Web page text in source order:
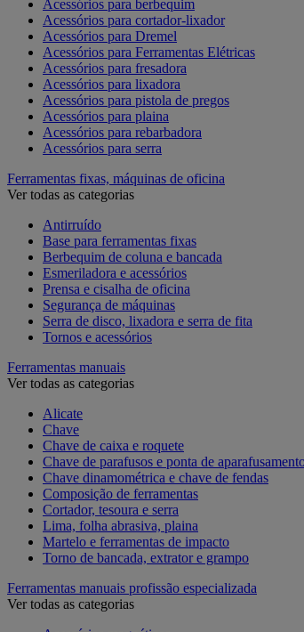
Acessórios para berbequim
Acessórios para cortador-lixador
Acessórios para Dremel
Acessórios para Ferramentas Elétricas
Acessórios para fresadora
Acessórios para lixadora
Acessórios para pistola de pregos
Acessórios para plaina
Acessórios para rebarbadora
Acessórios para serra
Ferramentas fixas, máquinas de oficina
Ver todas as categorias
Antirruído
Base para ferramentas fixas
Berbequim de coluna e bancada
Esmeriladora e acessórios
Prensa e cisalha de oficina
Segurança de máquinas
Serra de disco, lixadora e serra de fita
Tornos e acessórios
Ferramentas manuais
Ver todas as categorias
Alicate
Chave
Chave de caixa e roquete
Chave de parafusos e ponta de
Chave dinamométrica e chave de fendas
Composição de ferramentas
Cortador, tesoura e serra
Lima, folha abrasiva, plaina
Martelo e ferramentas de impacto
Torno de bancada, extrator e grampo
Ferramentas manuais profissão especializada
Ver todas as categorias